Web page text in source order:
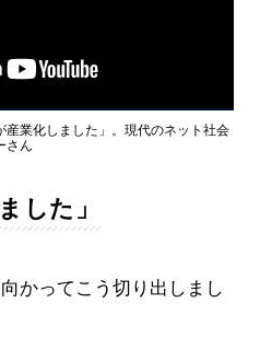
産業化しました」。現代のネット社会
さん
した」
かってこう切り出しまし